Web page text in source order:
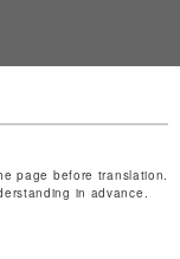
page before translation.
in advance.